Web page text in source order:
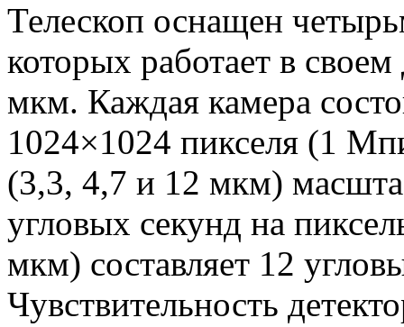
Телескоп оснащен
которых работает в
мкм. Каждая камера
1024×1024 пикселя (1
(3,3, 4,7 и 12 мкм)
угловых секунд на
мкм) составляет 12
Чувствительность